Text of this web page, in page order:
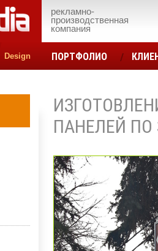
рекламно-
производственная
компания
Design ПОРТФОЛИО
ПАНЕЛЕЙ ПО